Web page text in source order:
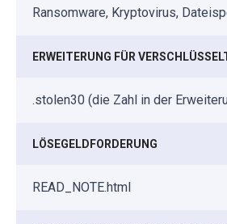
Ransomware, Kryptovirus,
ERWEITERUNG FÜR
.stolen30 (die Zahl in der
LÖSEGELDFORDERUNG
READ_NOTE.html